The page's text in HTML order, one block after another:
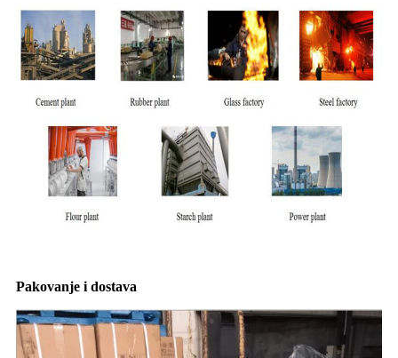
Pakovanje i dostava